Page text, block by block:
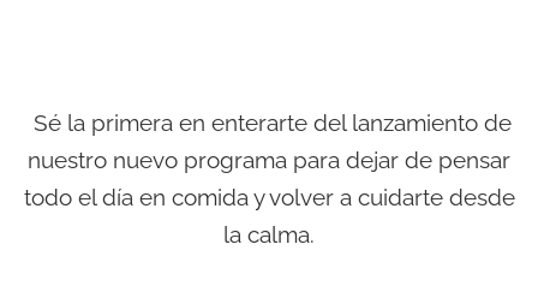
Sé la primera en enterarte del lanzamiento de
nuestro nuevo programa para dejar de pensar
todo el día en comida y volver a cuidarte desde
la calma.